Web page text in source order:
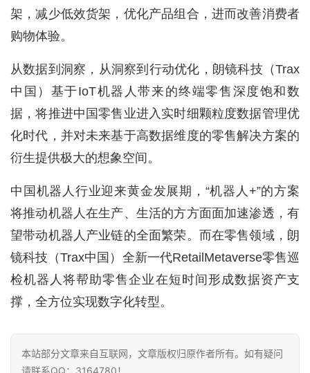
更
多
内
容
架，减少低效货架，优化产品组合，进而改善消费者
购物体验。
从数据到洞察，从洞察到行动优化，朗镜科技（Trax
中国）基于IoT机器人带来的终端零售深度饱和数
据，将推进中国零售业进入实时细颗粒度数据管理优
化时代，并对未来基于高数据维度的零售解决方案的
衍生提供极大的想象空间。
中国机器人行业迎来黄金发展期，“机器人+”的方案
将推动机器人在生产、生活的方方面面加速渗透，有
望带动机器人产业链的全面繁荣。而在零售领域，朗
镜科技（Trax中国）全新一代RetailMetaverse零售巡
检机器人将帮助零售企业在短时间形成数据资产支
撑，全方位实现数字化转型。
本站部分文章来自互联网，文章版权归原作者所有。如有疑问
请联系QQ：3164780！